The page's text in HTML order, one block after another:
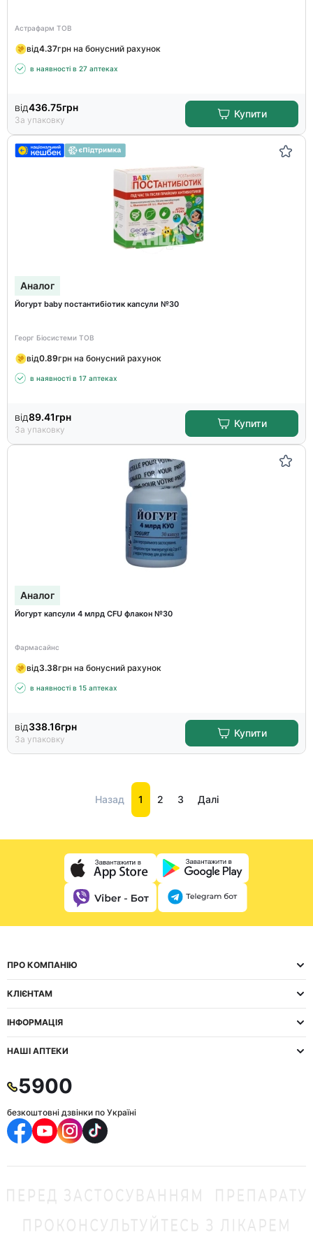
Астрафарм ТОВ
від4.37грн на бонусний рахунок
в наявності в 27 аптеках
від436.75грн
За упаковку
Купити
Аналог
Йогурт baby постантибіотик капсули №30
Георг Біосистеми ТОВ
від0.89грн на бонусний рахунок
в наявності в 17 аптеках
від89.41грн
За упаковку
Купити
Аналог
Йогурт капсули 4 млрд CFU флакон №30
Фармасайнс
від3.38грн на бонусний рахунок
в наявності в 15 аптеках
від338.16грн
За упаковку
Купити
Назад 1 2 3 Далі
ПРО КОМПАНІЮ
КЛІЄНТАМ
ІНФОРМАЦІЯ
НАШІ АПТЕКИ
5900
безкоштовні дзвінки по Україні